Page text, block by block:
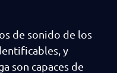
de sonido de los
y
son capaces de